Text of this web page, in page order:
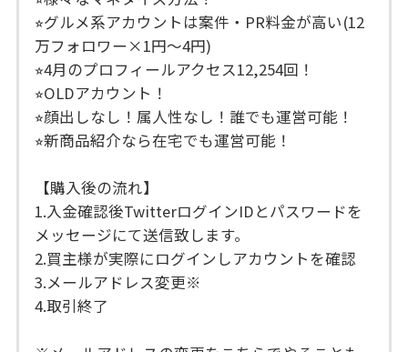
⭐︎グルメ系アカウントは案件・PR料金が高い(12
万フォロワー×1円〜4円)
⭐︎4月のプロフィールアクセス12,254回！
⭐︎OLDアカウント！
⭐︎顔出しなし！属人性なし！誰でも運営可能！
⭐︎新商品紹介なら在宅でも運営可能！
【購入後の流れ】
1.入金確認後TwitterログインIDとパスワードを
メッセージにて送信致します。
2.買主様が実際にログインしアカウントを確認
3.メールアドレス変更※
4.取引終了